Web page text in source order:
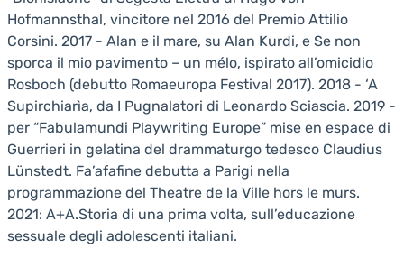
Hofmannsthal, vincitore nel 2016 del Premio Attilio
Corsini. 2017 - Alan e il mare, su Alan Kurdi, e Se non
sporca il mio pavimento – un mélo, ispirato all’omicidio
Rosboch (debutto Romaeuropa Festival 2017). 2018 - ‘A
Supirchiarìa, da I Pugnalatori di Leonardo Sciascia. 2019 -
per “Fabulamundi Playwriting Europe” mise en espace di
Guerrieri in gelatina del drammaturgo tedesco Claudius
Lünstedt. Fa’afafine debutta a Parigi nella
programmazione del Theatre de la Ville hors le murs.
2021: A+A.Storia di una prima volta, sull’educazione
sessuale degli adolescenti italiani.